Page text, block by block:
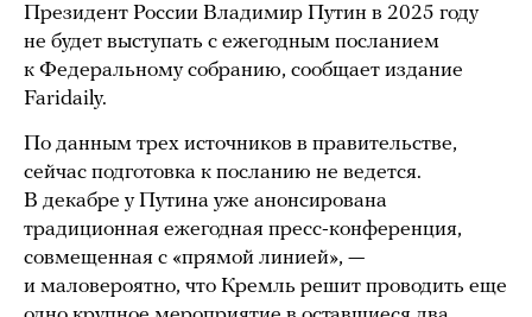
Президент России Владимир Путин в 2025 году
не будет выступать с ежегодным посланием
к Федеральному собранию, сообщает издание
Faridaily.
По данным трех источников в правительстве,
сейчас подготовка к посланию не ведется.
В декабре у Путина уже анонсирована
традиционная ежегодная пресс-конференция,
совмещенная с «прямой линией», —
и маловероятно, что Кремль решит проводить еще